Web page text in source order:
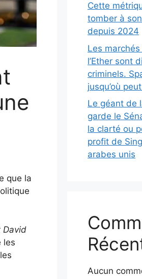
que la
David
les
Cette
tomber à
depuis 2024
Les
l’Ether sont
criminels.
jusqu’où
Le géant de
garde le
la clarté ou
profit de
arabes unis
Aucun